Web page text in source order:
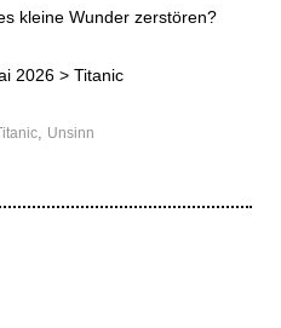
kleine Wunder zerstören?
2026 > Titanic
, Unsinn